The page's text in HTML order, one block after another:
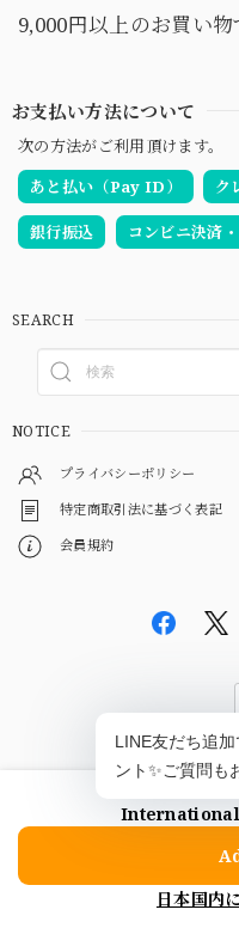
9,000円以上のお買い物
お支払い方法について
次の方法がご利用頂けます。
あと払い（Pay ID）
ク
銀行振込 コンビニ決済
SEARCH
NOTICE
プライバシーポリシー
特定商取引法に基づく表記
会員規約
日本国内
ショ